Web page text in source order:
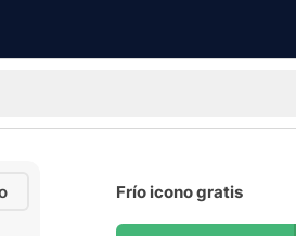
Frío icono gratis